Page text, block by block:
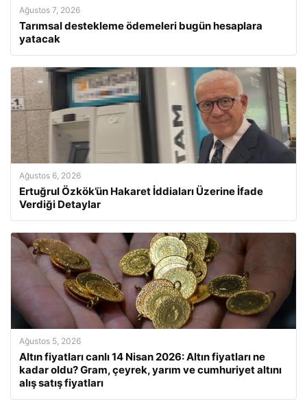
Ağustos 7, 2026
Tarımsal destekleme ödemeleri bugün hesaplara
yatacak
Ağustos 6, 2026
Ertuğrul Özkök’ün Hakaret İddiaları Üzerine İfade
Verdiği Detaylar
Ağustos 5, 2026
Altın fiyatları canlı 14 Nisan 2026: Altın fiyatları ne
kadar oldu? Gram, çeyrek, yarım ve cumhuriyet altını
alış satış fiyatları